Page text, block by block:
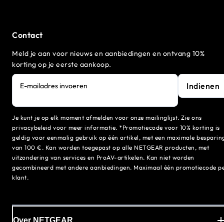
Contact
Meld je aan voor nieuws en aanbiedingen en ontvang 10%
korting op je eerste aankoop.
E-mailadres invoeren Indienen
Je kunt je op elk moment afmelden voor onze mailinglijst. Zie ons
privacybeleid voor meer informatie. *Promotiecode voor 10% korting is
geldig voor eenmalig gebruik op één artikel, met een maximale
van 100 €. Kan worden toegepast op alle NETGEAR producten, met
uitzondering van services en ProAV-artikelen. Kan niet worden
gecombineerd met andere aanbiedingen. Maximaal één promotiecode
klant.